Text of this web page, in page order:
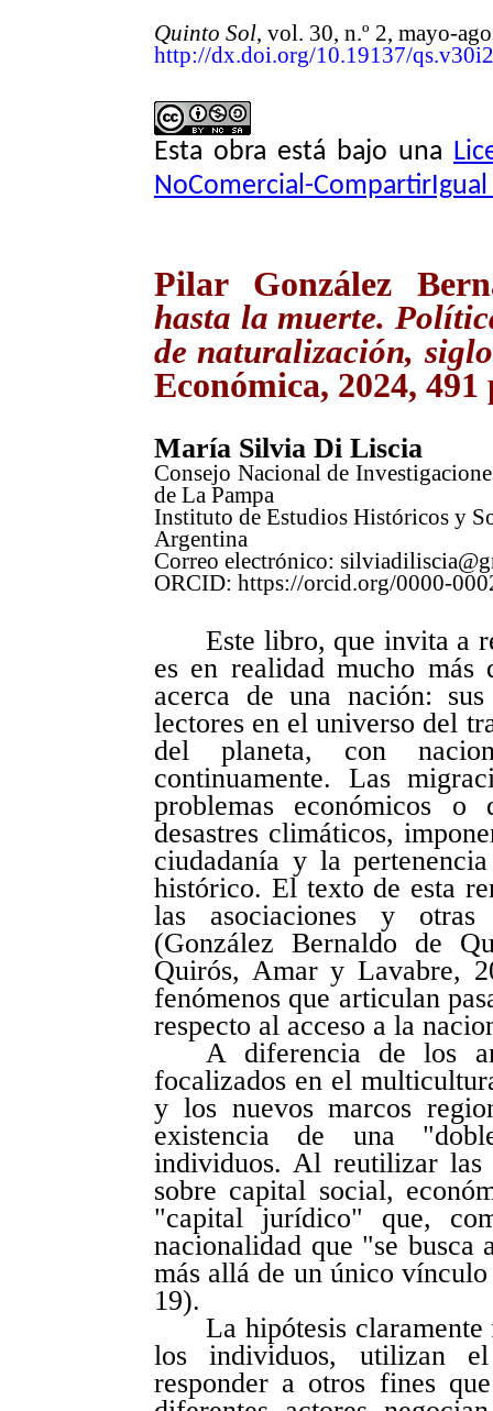
Quinto Sol, vol. 30, n.º 2, mayo-
http://dx.doi.org/10.19137/
Esta obra está bajo una
NoComercial-
Pilar González
hasta la muerte.
de naturalización,
Económica, 2024, 491
María Silvia Di Liscia
Consejo Nacional de
de La Pampa
Instituto de Estudios Históricos y
Argentina
Correo electrónico:
ORCID: https://orcid.org/0000-
Este libro, que invita a
es en realidad mucho más
acerca de una nación:
lectores en el universo del
del planeta, con
continuamente. Las
problemas económicos o
desastres climáticos,
ciudadanía y la
histórico. El texto de esta
las asociaciones y otras
(González Bernaldo de
Quirós, Amar y Lavabre,
fenómenos que articulan
respecto al acceso a la
A diferencia de los
focalizados en el
y los nuevos marcos
existencia de una
individuos. Al reutilizar las
sobre capital social,
"capital jurídico" que,
nacionalidad que "se busca
más allá de un único
19).
La hipótesis
los individuos, utilizan
responder a otros fines